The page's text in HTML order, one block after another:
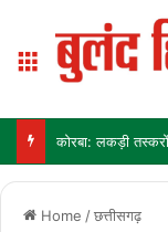
Menu
कोरबा: लकड़ी
Home /छत्तीसगढ़